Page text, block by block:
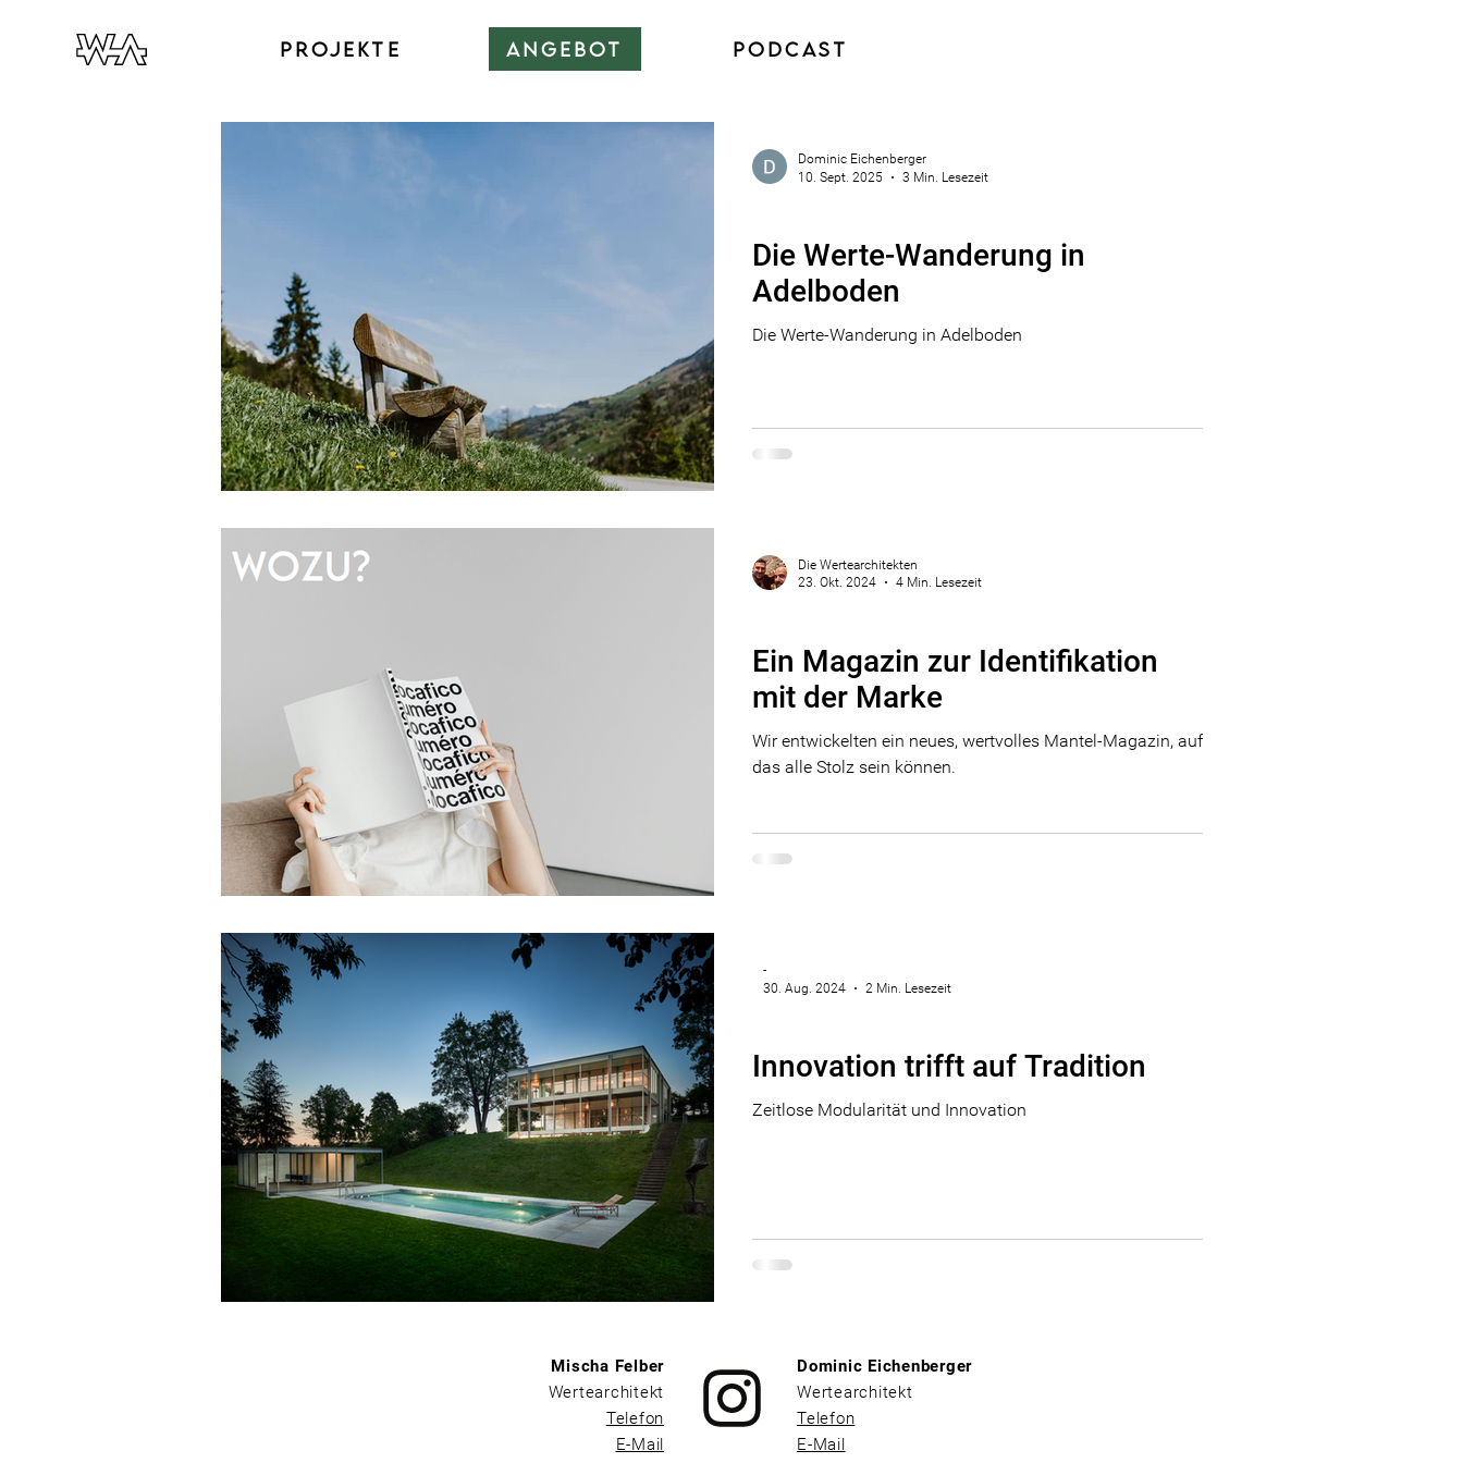
PROJEKTE ANGEBOT PODCAST
Die Werte-Wanderung in
Adelboden
Die Werte-Wanderung in Adelboden
Dominic Eichenberger
10. Sept. 2025
3 Min. Lesezeit
Ein Magazin zur Identifikation
mit der Marke
Wir entwickelten ein neues, wertvolles Mantel-Magazin, auf
das alle Stolz sein können.
Die Wertearchitekten
23. Okt. 2024
4 Min. Lesezeit
Innovation trifft auf Tradition
Zeitlose Modularität und Innovation
-
30. Aug. 2024
2 Min. Lesezeit
Mischa Felber
Wertearchitekt
Telefon
E-Mail
Dominic Eichenberger
Wertearchitekt
Telefon
E-Mail